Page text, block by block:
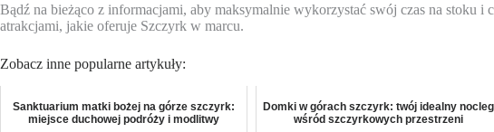
Bądź na bieżąco z informacjami, aby maksymalnie wykorzystać swój czas na stoku i
atrakcjami, jakie oferuje Szczyrk w marcu.
Zobacz inne popularne artykuły:
Sanktuarium matki bożej na górze szczyrk:
miejsce duchowej podróży i modlitwy
Domki w górach szczyrk: twój idealny nocleg
wśród szczyrkowych przestrzeni